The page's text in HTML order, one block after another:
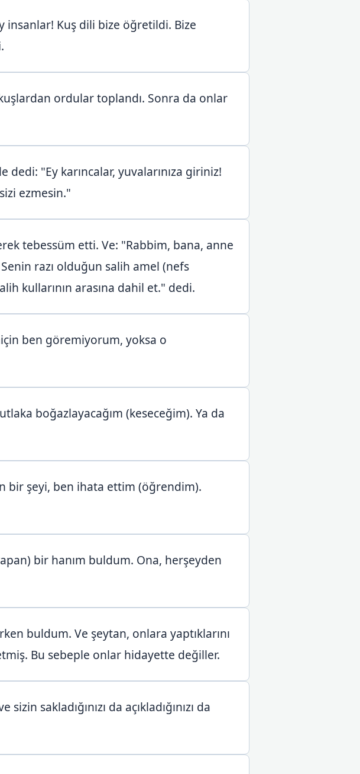
insanlar! Kuş dili bize öğretildi. Bize
ordular toplandı. Sonra da onlar
"Ey karıncalar, yuvalarınıza giriniz!
ezmesin."
tebessüm etti. Ve: "Rabbim, bana, anne
razı olduğun salih amel (nefs
kullarının arasına dahil et." dedi.
ben göremiyorum, yoksa o
boğazlayacağım (keseceğim). Ya da
bir şeyi, ben ihata ettim (öğrendim).
bir hanım buldum. Ona, herşeyden
buldum. Ve şeytan, onlara yaptıklarını
Bu sebeple onlar hidayette değiller.
sakladığınızı da açıkladığınızı da